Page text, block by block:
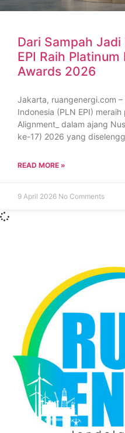
Dari Sampah Jadi
EPI Raih Platinum
Awards 2026
Jakarta, ruangenergi.com –
Indonesia (PLN EPI)
Alignment_ dalam ajang
ke-17) 2026 yang
READ MORE »
9 April 2026 No Comments